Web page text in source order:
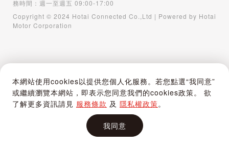
本網站使用cookies以提供您個人化服務。若您點選“我同意”
或繼續瀏覽本網站，即表示您同意我們的cookies政策。 欲
了解更多資訊請見 服務條款 及 隱私權政策。
我同意
購物車
務時間：週一至週五 09:00-17:00
Copyright © 2024 Hotai Connected Co.,Ltd | Powered by Hotai
Motor Corporation